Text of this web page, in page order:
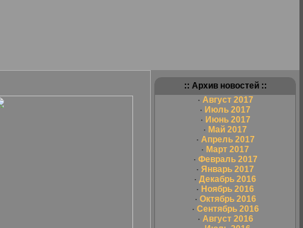
:: Архив новостей ::
· Август 2017
· Июль 2017
· Июнь 2017
· Май 2017
· Апрель 2017
· Март 2017
· Февраль 2017
· Январь 2017
· Декабрь 2016
· Ноябрь 2016
· Октябрь 2016
· Сентябрь 2016
· Август 2016